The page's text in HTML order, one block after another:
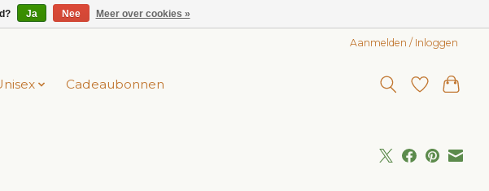
Aanmelden / Inloggen
Cadeaubonnen
Ja Nee Meer over cookies »